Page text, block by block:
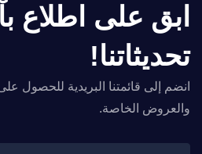
ابق على اطلاع
تحديثاتنا!
انضم إلى قائمتنا البريدية للحصول
والعروض الخاصة.